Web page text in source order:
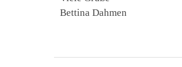
Bettina Dahmen